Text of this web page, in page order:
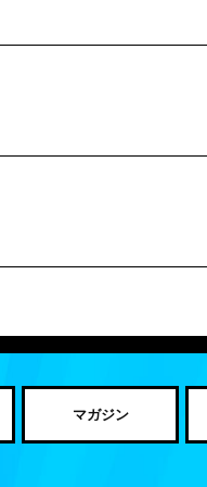
マガジン